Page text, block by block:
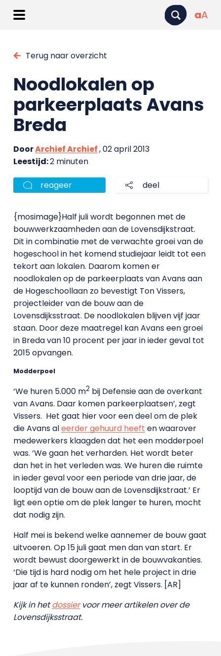
aA
Terug naar overzicht
Noodlokalen op
parkeerplaats Avans
Breda
DoorArchief Archief, 02 april 2013
Leestijd:2 minuten
reageer deel
{mosimage}Half juli wordt begonnen met de
bouwwerkzaamheden aan de Lovensdijkstraat.
Dit in combinatie met de verwachte groei van de
hogeschool in het komend studiejaar leidt tot een
tekort aan lokalen. Daarom komen er
noodlokalen op de parkeerplaats van Avans aan
de Hogeschoollaan zo bevestigt Ton Vissers,
projectleider van de bouw aan de
Lovensdijksstraat. De noodlokalen blijven vijf jaar
staan. Door deze maatregel kan Avans een groei
in Breda van 10 procent per jaar in ieder geval tot
2015 opvangen.
Modderpoel
‘We huren 5.000 m2 bij Defensie aan de overkant
van Avans. Daar komen parkeerplaatsen’, zegt
Vissers. Het gaat hier voor een deel om de plek
die Avans aleerder gehuurd heeft en waarover
medewerkers klaagden dat het een modderpoel
was. ‘We gaan het verharden. Het wordt beter
dan het in het verleden was. We huren die ruimte
in ieder geval voor een periode van drie jaar, de
looptijd van de bouw aan de Lovensdijkstraat.’ Er
ligt een optie om de plek langer te huren, mocht
dat nodig zijn.
Half mei is bekend welke aannemer de bouw gaat
uitvoeren. Op 15 juli gaat men dan van start. Er
wordt bewust doorgewerkt in de bouwvakanties.
‘Die tijd is hard nodig om het hele project in drie
jaar af te kunnen ronden’, zegt Vissers. [AR]
Kijk in hetdossiervoor meer artikelen over de
Lovensdijksstraat.